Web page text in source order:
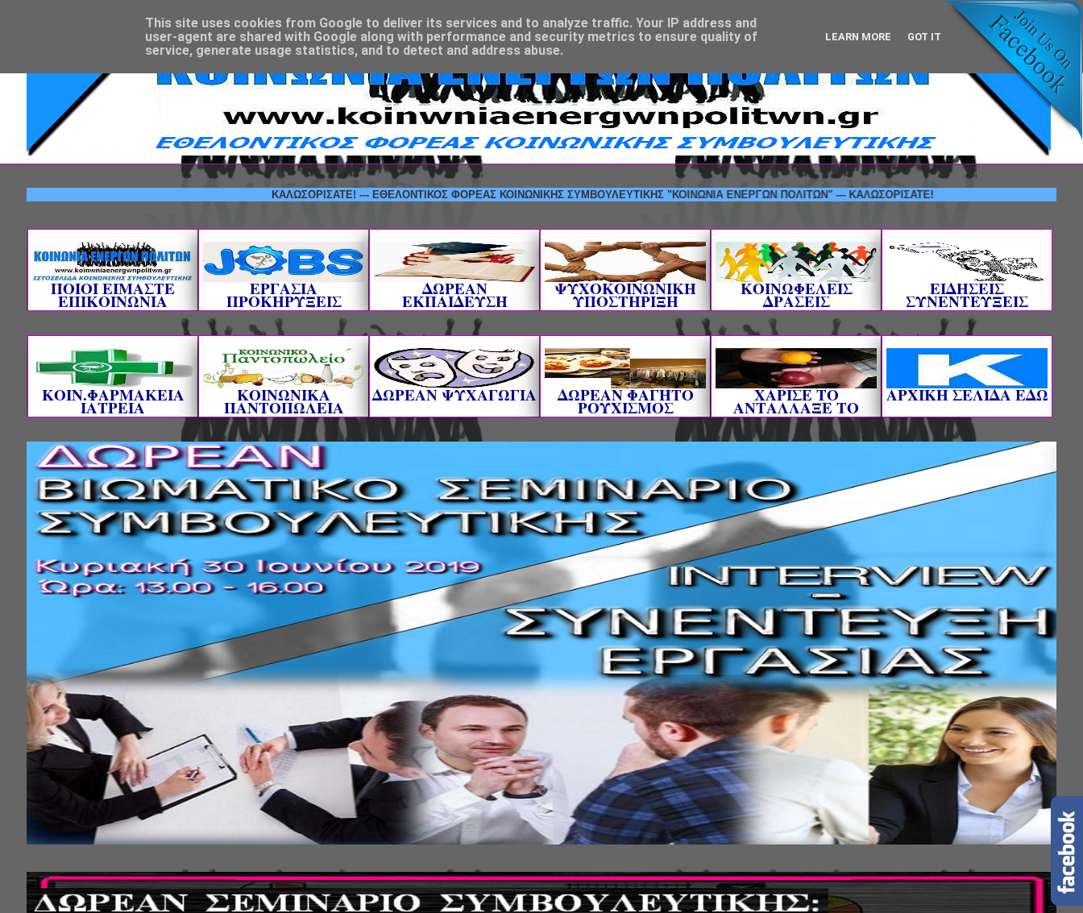
ΚΑΛΩΣΟΡΙΣΑΤΕ! --- ΕΘΕΛΟΝΤΙΚΟΣ ΦΟΡΕΑΣ ΚΟΙΝΩΝΙΚΗΣ ΣΥΜΒΟΥΛΕΥΤΙΚΗΣ "ΚΟΙΝΩΝΙΑ ΕΝΕΡΓΩΝ ΠΟΛΙΤΩΝ" --- ΚΑΛΩΣΟΡΙΣΑΤΕ!
ΠΟΙΟΙ ΕΙΜΑΣΤΕ
ΕΠΙΚΟΙΝΩΝΙΑ
ΕΡΓΑΣΙΑ
ΠΡΟΚΗΡΥΞΕΙΣ
ΔΩΡΕΑΝ
ΕΚΠΑΙΔΕΥΣΗ
ΨΥΧΟΚΟΙΝΩΝΙΚΗ
ΥΠΟΣΤΗΡΙΞΗ
ΚΟΙΝΩΦΕΛΕΙΣ
ΔΡΑΣΕΙΣ
ΕΙΔΗΣΕΙΣ
ΣΥΝΕΝΤΕΥΞΕΙΣ
ΚΟΙΝ.ΦΑΡΜΑΚΕΙΑ
ΙΑΤΡΕΙΑ
ΚΟΙΝΩΝΙΚΑ
ΠΑΝΤΟΠΩΛΕΙΑ
ΔΩΡΕΑΝ ΨΥΧΑΓΩΓΙΑ ΔΩΡΕΑΝ ΦΑΓΗΤΟ
ΡΟΥΧΙΣΜΟΣ
ΧΑΡΙΣΕ ΤΟ
ΑΝΤΑΛΛΑΞΕ ΤΟ
AΡΧΙΚΗ ΣΕΛΙΔΑ ΕΔΩ
This site uses cookies from Google to deliver its services and to analyze traffic. Your IP address and
user-agent are shared with Google along with performance and security metrics to ensure quality of
service, generate usage statistics, and to detect and address abuse.
LEARN MORE GOT IT